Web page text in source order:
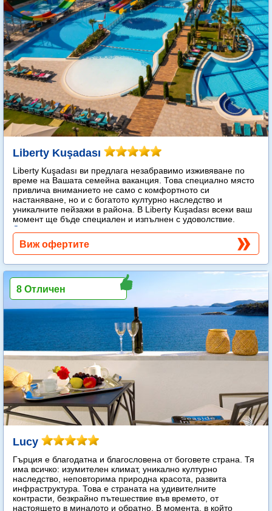
Liberty Kuşadası
Liberty Kuşadası ви предлага незабравимо изживяване по
време на Вашата семейна ваканция. Това специално място
привлича вниманието не само с комфортното си
настаняване, но и с богатото културно наследство и
уникалните пейзажи в района. В Liberty Kuşadası всеки ваш
момент ще бъде специален и изпълнен с удоволствие.
Още...
Виж офертите
Lucy
Гърция е благодатна и благословена от боговете страна. Тя
има всичко: изумителен климат, уникално културно
наследство, неповторима природна красота, развита
инфраструктура. Това е страната на удивителните
контрасти, безкрайно пътешествие във времето, от
настоящето в миналото и обратно. В момента, в който
8 Отличен